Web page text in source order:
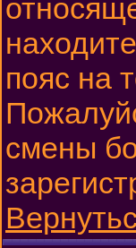
пояс на
смены